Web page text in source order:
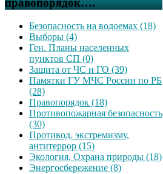
Безопасность на водоемах (18)
Выборы (4)
Ген. Планы населенных
пунктов СП (0)
Защита от ЧС и ГО (39)
Памятки ГУ МЧС России по РБ
(28)
Правопорядок (18)
Противопожарная безопасность
(30)
Противод. экстремизму,
антитеррор (15)
Экология, Охрана природы (18)
Энергосбережение (8)